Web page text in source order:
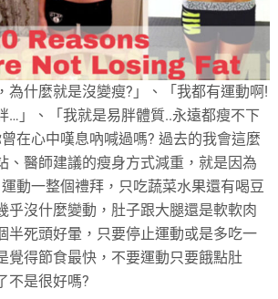
為什麼就是沒變瘦?」、「我都有運動啊!
…」、「我就是易胖體質..永遠都瘦不下
在心中嘆息吶喊過嗎? 過去的我會這麼
、醫師建議的瘦身方式減重，就是因為
動一整個禮拜，只吃蔬菜水果還有喝豆
乎沒什麼變動，肚子跟大腿還是軟軟肉
半死頭好暈，只要停止運動或是多吃一
覺得節食最快，不要運動只要餓點肚
不是很好嗎?